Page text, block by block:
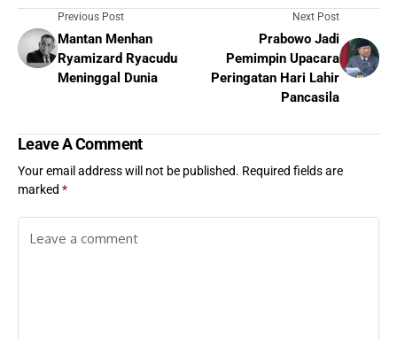
Previous Post
Mantan Menhan
Ryamizard Ryacudu
Meninggal Dunia
Next Post
Prabowo Jadi
Pemimpin Upacara
Peringatan Hari Lahir
Pancasila
Leave A Comment
Your email address will not be published. Required fields are
marked *